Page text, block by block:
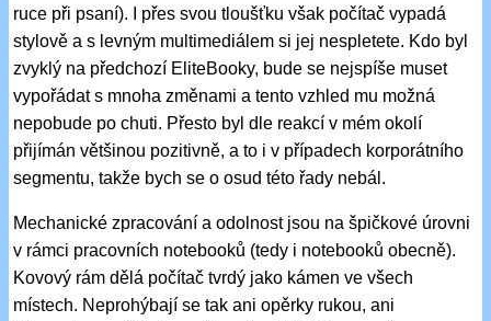
ruce při psaní). I přes svou tloušťku však počítač vypadá
stylově a s levným multimediálem si jej nespletete. Kdo byl
zvyklý na předchozí EliteBooky, bude se nejspíše muset
vypořádat s mnoha změnami a tento vzhled mu možná
nepobude po chuti. Přesto byl dle reakcí v mém okolí
přijímán většinou pozitivně, a to i v případech korporátního
segmentu, takže bych se o osud této řady nebál.
Mechanické zpracování a odolnost jsou na špičkové úrovni
v rámci pracovních notebooků (tedy i notebooků obecně).
Kovový rám dělá počítač tvrdý jako kámen ve všech
místech. Neprohýbají se tak ani opěrky rukou, ani